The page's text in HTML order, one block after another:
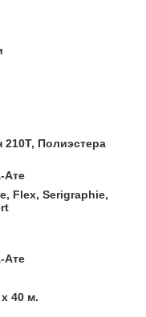
210Т, Полиэстера
Ате
Flex, Serigraphie,
Ате
40 м.